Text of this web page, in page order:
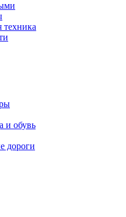
техника
и обувь
дороги